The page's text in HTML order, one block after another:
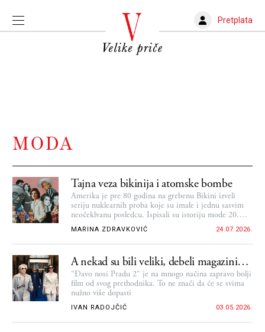
Pretplata
MODA
Tajna veza bikinija i atomske bombe
Amerika je pre 80 godina na grebenu Bikini izveli
seriju nuklearnih proba koje su imale i jednu sasvim
neočeklvanu posledcu. Ispisali su istoriju mode 20.
veka...
MARINA ZDRAVKOVIĆ 24.07.2026.
A nekad su bili veliki, debeli magazini…
“Đavo nosi Pradu 2“ je na mnogo načina zapravo bolji
film od svog prethodnika. To ne znači da će se svima
nužno više dopasti
IVAN RADOJČIĆ 03.05.2026.